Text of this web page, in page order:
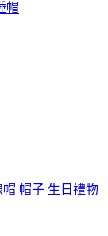
帽
帽子 生日禮物